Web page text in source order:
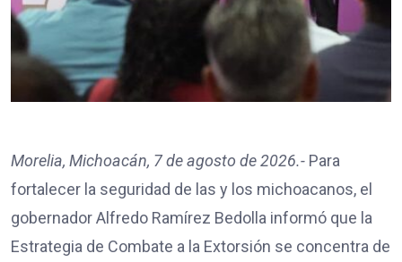
Morelia, Michoacán, 7 de agosto de 2026.- Para
fortalecer la seguridad de las y los michoacanos, el
gobernador Alfredo Ramírez Bedolla informó que la
Estrategia de Combate a la Extorsión se concentra de